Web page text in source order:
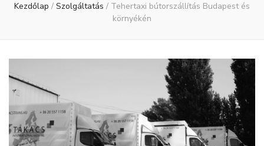
Kezdőlap / Szolgáltatás / Tehertaxi bútorszállítás Budapest és
környékén